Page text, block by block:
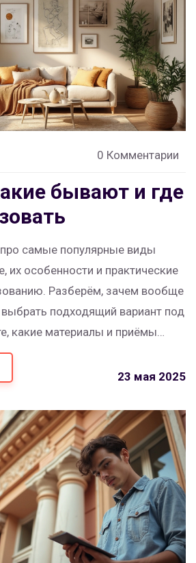
0 Комментарии
бывают и где
самые популярные виды
их особенности и практические
Разберём, зачем вообще
подходящий вариант под
какие материалы и приёмы
и почему люди всё чаще
подход. Будут советы для
Всё просто, понятно и по
23 мая 2025